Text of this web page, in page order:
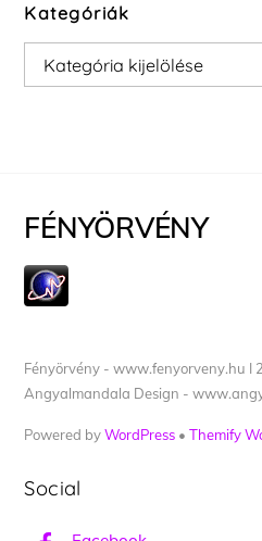
Kategóriák
Kategóriák
FÉNYÖRVÉNY
Fényörvény - www.fenyorveny.hu I
Angyalmandala Design -
Powered byWordPress •Themify
Social